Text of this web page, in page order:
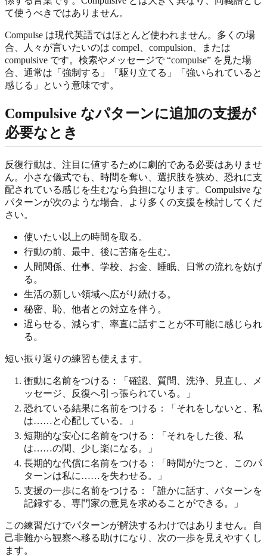
て使うべきではありません。
Compulse は現代英語ではほとんど使われません。多くの場
合、人々が言いたいのは compel、compulsion、または
compulsive です。検索やメッセージで “compulse” を見た場
合、通常は「強制する」「駆り立てる」「強いられていると
感じる」という意味です。
Compulsive なパターンに追加の支援が
必要なとき
反復行動は、注目に値するために劇的である必要はありませ
ん。小さな儀式でも、時間を奪い、選択肢を狭め、恐れに支
配されている感じを生むなら負担になります。Compulsive な
パターンが次のような場合、より多くの支援を検討してくだ
さい。
使いたい以上の時間を取る。
行動の前、最中、後に苦痛を生む。
人間関係、仕事、学校、お金、睡眠、日常の流れを妨げ
る。
生活の新しい領域へ広がり続ける。
秘密、恥、他者との対立を伴う。
遅らせる、減らす、率直に話すことが不可能に感じられ
る。
短い振り返りの練習も使えます。
衝動に名前をつける：「確認、質問、洗浄、見直し、メ
ッセージ、反復へ引っ張られている。」
恐れている結果に名前をつける：「それをしないと、私
は……と心配している。」
短期的な安心に名前をつける：「それをした後、私
は……の間、少し楽になる。」
長期的な代償に名前をつける：「時間がたつと、このパ
ターンは私に……を失わせる。」
支援の一歩に名前をつける：「誰かに話す、パターンを
記録する、専門家の意見を求めることができる。」
この練習だけでパターンが解決するわけではありません。自
己非難から観察へ移る助けになり、次の一歩を見えやすくし
ます。